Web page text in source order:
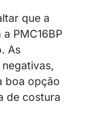
que a
PMC16BP
As
boa opção
de costura